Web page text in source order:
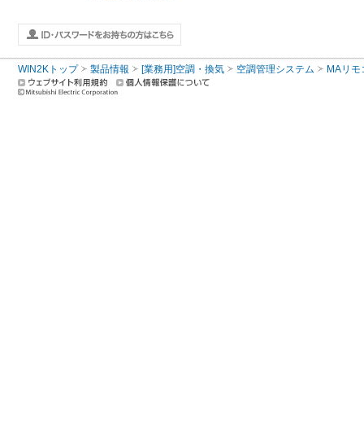
WIN2Kトップ 製品情報 [業務用]空調・換気 空調管理システム MAリモ